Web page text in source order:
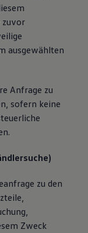
zuvor
ausgewählten
Anfrage zu
sofern keine
zu den
Zweck